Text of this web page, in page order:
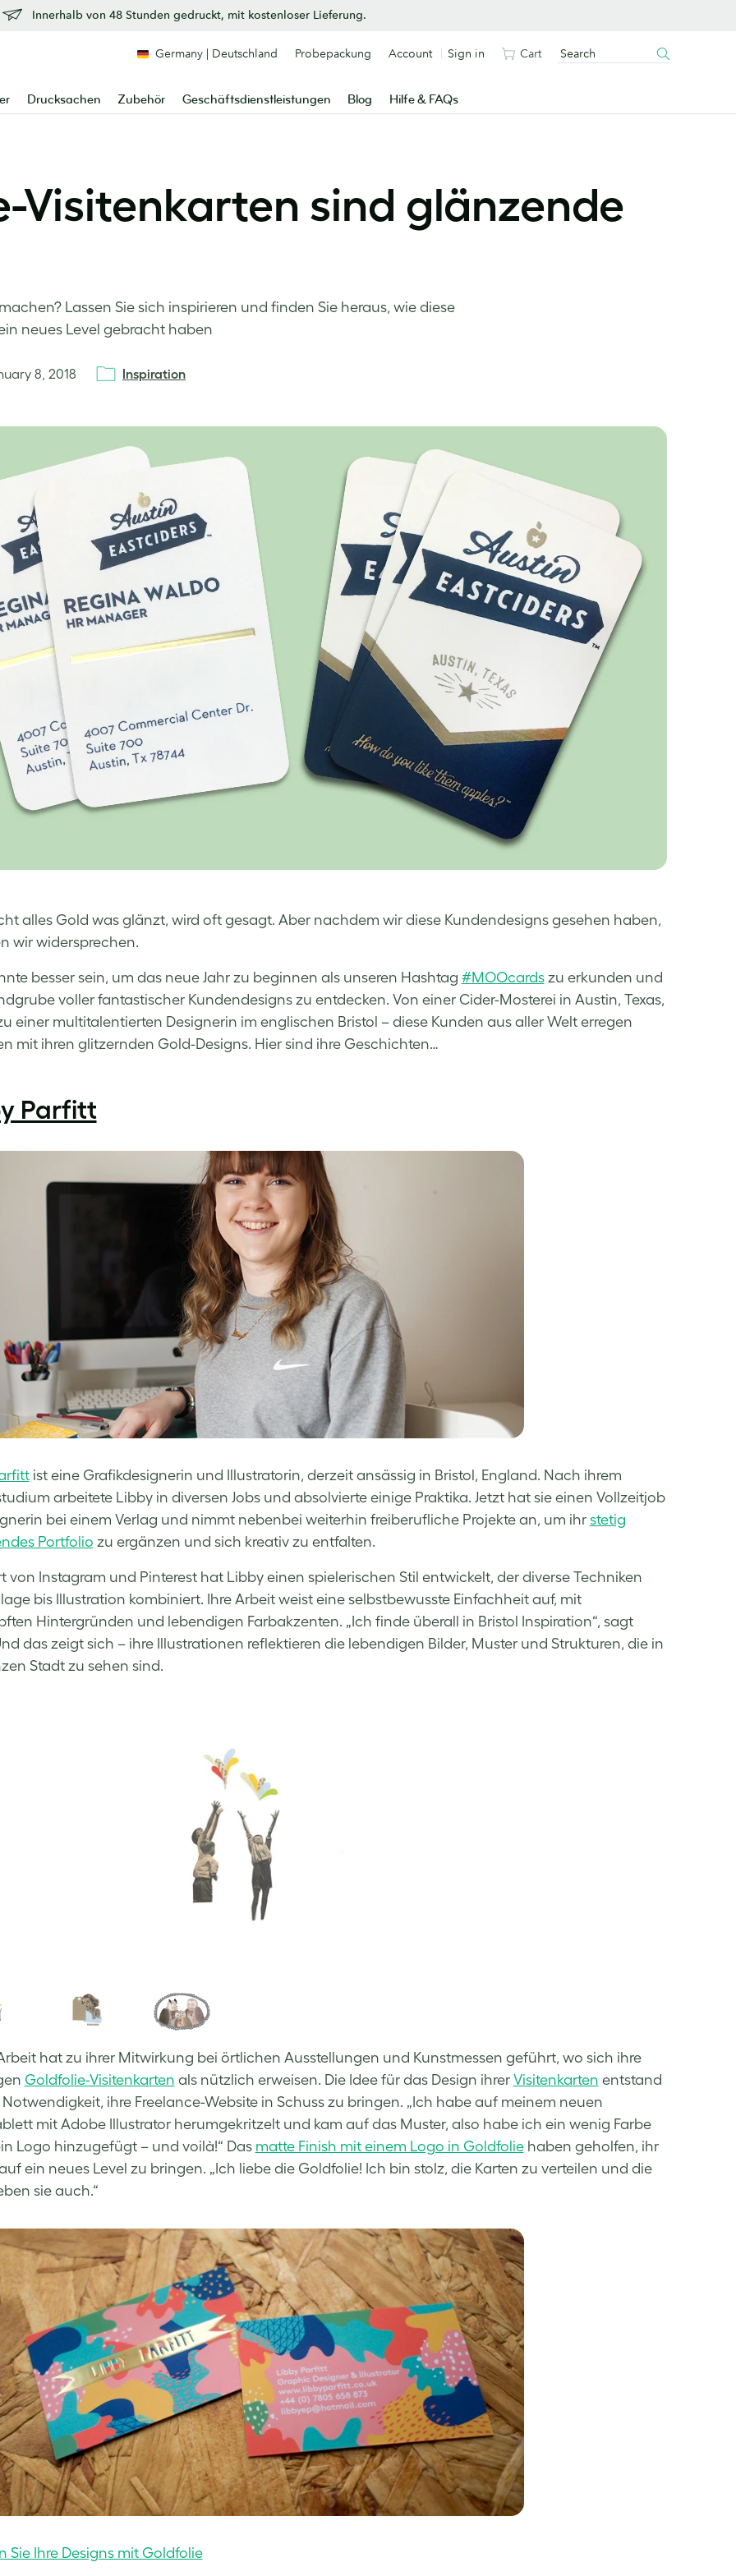
Innerhalb von 48 Stunden gedruckt, mit kostenloser Lieferung.
Drucksachen Zubehör Geschäftsdienstleistungen Blog Hilfe & FAQs
Germany | Deutschland Probepackung Account Sign in Cart
Visitenkarten sind glänzende
Lassen Sie sich inspirieren und finden Sie heraus, wie diese
neues Level gebracht haben
8, 2018 Inspiration
alles Gold was glänzt, wird oft gesagt. Aber nachdem wir diese Kundendesigns gesehen haben,
wir widersprechen.
besser sein, um das neue Jahr zu beginnen als unseren Hashtag #MOOcardszu erkunden und
voller fantastischer Kundendesigns zu entdecken. Von einer Cider-Mosterei in Austin, Texas,
einer multitalentierten Designerin im englischen Bristol – diese Kunden aus aller Welt erregen
mit ihren glitzernden Gold-Designs. Hier sind ihre Geschichten…
Parfitt
ist eine Grafikdesignerin und Illustratorin, derzeit ansässig in Bristol, England. Nach ihrem
arbeitete Libby in diversen Jobs und absolvierte einige Praktika. Jetzt hat sie einen Vollzeitjob
bei einem Verlag und nimmt nebenbei weiterhin freiberufliche Projekte an, um ihrstetig
Portfolio zu ergänzen und sich kreativ zu entfalten.
von Instagram und Pinterest hat Libby einen spielerischen Stil entwickelt, der diverse Techniken
bis Illustration kombiniert. Ihre Arbeit weist eine selbstbewusste Einfachheit auf, mit
Hintergründen und lebendigen Farbakzenten. „Ich finde überall in Bristol Inspiration“, sagt
das zeigt sich – ihre Illustrationen reflektieren die lebendigen Bilder, Muster und Strukturen, die in
Stadt zu sehen sind.
hat zu ihrer Mitwirkung bei örtlichen Ausstellungen und Kunstmessen geführt, wo sich ihre
Goldfolie-Visitenkarten als nützlich erweisen. Die Idee für das Design ihrer Visitenkarten entstand
ihre Freelance-Website in Schuss zu bringen. „Ich habe auf meinem neuen
mit Adobe Illustrator herumgekritzelt und kam auf das Muster, also habe ich ein wenig Farbe
Logo hinzugefügt – und voilà!“ Das matte Finish mit einem Logo in Goldfoliehaben geholfen, ihr
ein neues Level zu bringen. „Ich liebe die Goldfolie! Ich bin stolz, die Karten zu verteilen und die
sie auch.“
Sie Ihre Designs mit Goldfolie